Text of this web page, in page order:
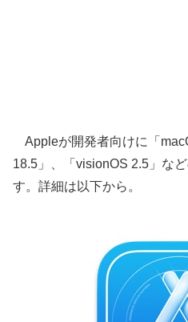
Appleが開発者向けに「
18.5」、「visionOS 2.5」な
す。詳細は以下から。